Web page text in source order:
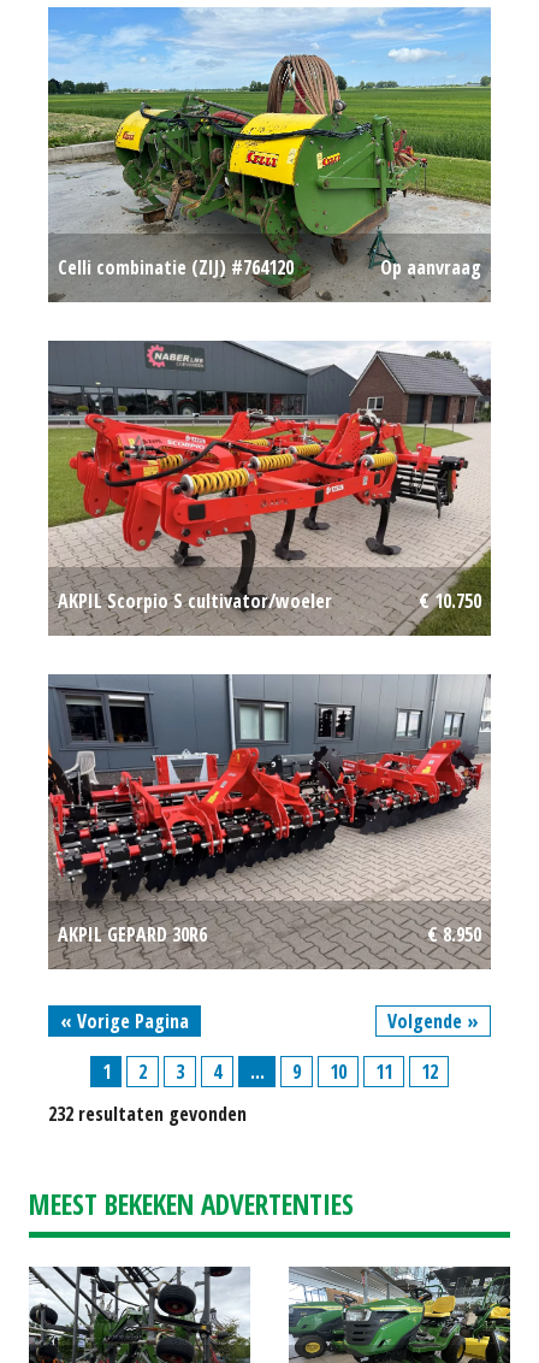
Celli combinatie (ZIJ) #764120 Op aanvraag
AKPIL Scorpio S cultivator/woeler € 10.750
AKPIL GEPARD 30R6 € 8.950
« Vorige Pagina
Volgende »
1
2 3 4 ... 9 10 11
12
232 resultaten gevonden
MEEST BEKEKEN ADVERTENTIES